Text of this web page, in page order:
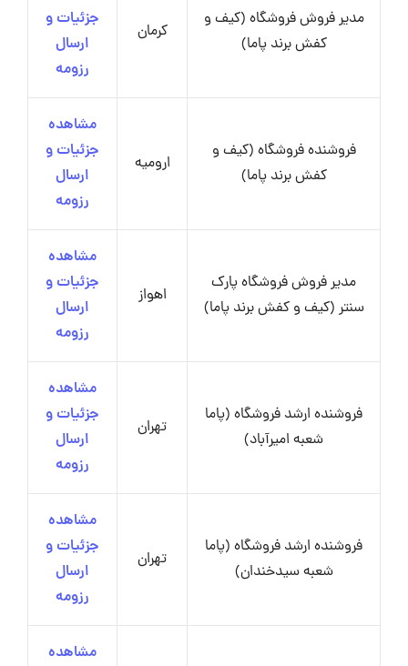
مدیر فروش فروشگاه (کیف و
کفش برند پاما)
کرمان
جزئیات و
ارسال
رزومه
فروشنده فروشگاه (کیف و
کفش برند پاما)
ارومیه
مشاهده
جزئیات و
ارسال
رزومه
مدیر فروش فروشگاه پارک
سنتر (کیف و کفش برند پاما)
اهواز
مشاهده
جزئیات و
ارسال
رزومه
فروشنده ارشد فروشگاه (پاما
شعبه امیرآباد)
تهران
مشاهده
جزئیات و
ارسال
رزومه
فروشنده ارشد فروشگاه (پاما
شعبه سیدخندان)
تهران
مشاهده
جزئیات و
ارسال
رزومه
مشاهده